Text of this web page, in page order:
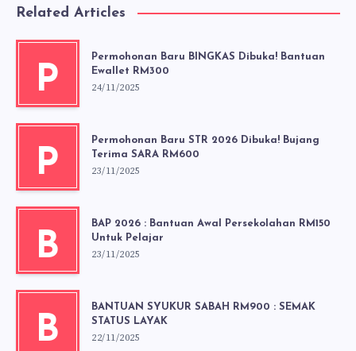
Related Articles
P
Permohonan Baru BINGKAS Dibuka! Bantuan
Ewallet RM300
24/11/2025
P
Permohonan Baru STR 2026 Dibuka! Bujang
Terima SARA RM600
23/11/2025
B
BAP 2026 : Bantuan Awal Persekolahan RM150
Untuk Pelajar
23/11/2025
B
BANTUAN SYUKUR SABAH RM900 : SEMAK
STATUS LAYAK
22/11/2025